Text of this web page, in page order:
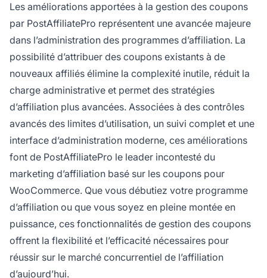
Les améliorations apportées à la gestion des coupons
par PostAffiliatePro représentent une avancée majeure
dans l’administration des programmes d’affiliation. La
possibilité d’attribuer des coupons existants à de
nouveaux affiliés élimine la complexité inutile, réduit la
charge administrative et permet des stratégies
d’affiliation plus avancées. Associées à des contrôles
avancés des limites d’utilisation, un suivi complet et une
interface d’administration moderne, ces améliorations
font de PostAffiliatePro le leader incontesté du
marketing d’affiliation basé sur les coupons pour
WooCommerce. Que vous débutiez votre programme
d’affiliation ou que vous soyez en pleine montée en
puissance, ces fonctionnalités de gestion des coupons
offrent la flexibilité et l’efficacité nécessaires pour
réussir sur le marché concurrentiel de l’affiliation
d’aujourd’hui.